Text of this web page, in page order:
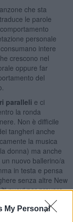
My Personal
che sta
le parole
personale
intere
crescono nel
oppure far
del
paralleli e ci
la ronda
Non è difficile
tangheri anche
la musica
donna) ma anche
nuovo ballerino/a
in testa e pensa
senza altre New
nuovi per provare
pertanto ben si